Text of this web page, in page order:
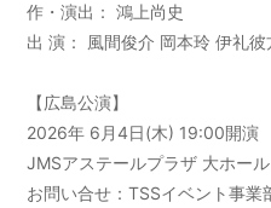
RECRUIT
会員登録 ログイン
作・演出： 鴻上尚史
出 演： 風間俊介 岡本玲 伊礼彼
【広島公演】
2026年 6月4日(木) 19:00開演
JMSアステールプラザ 大ホール
お問い合せ：TSSイベント事